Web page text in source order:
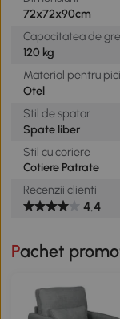
72x72x90cm
Capacitatea de
120 kg
Material pentru
Otel
Stil de spatar
Spate liber
Stil cu coriere
Cotiere Patrate
Recenzii clienti
4.4
Pachet